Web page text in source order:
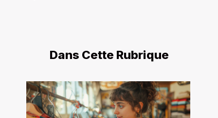
Dans Cette Rubrique